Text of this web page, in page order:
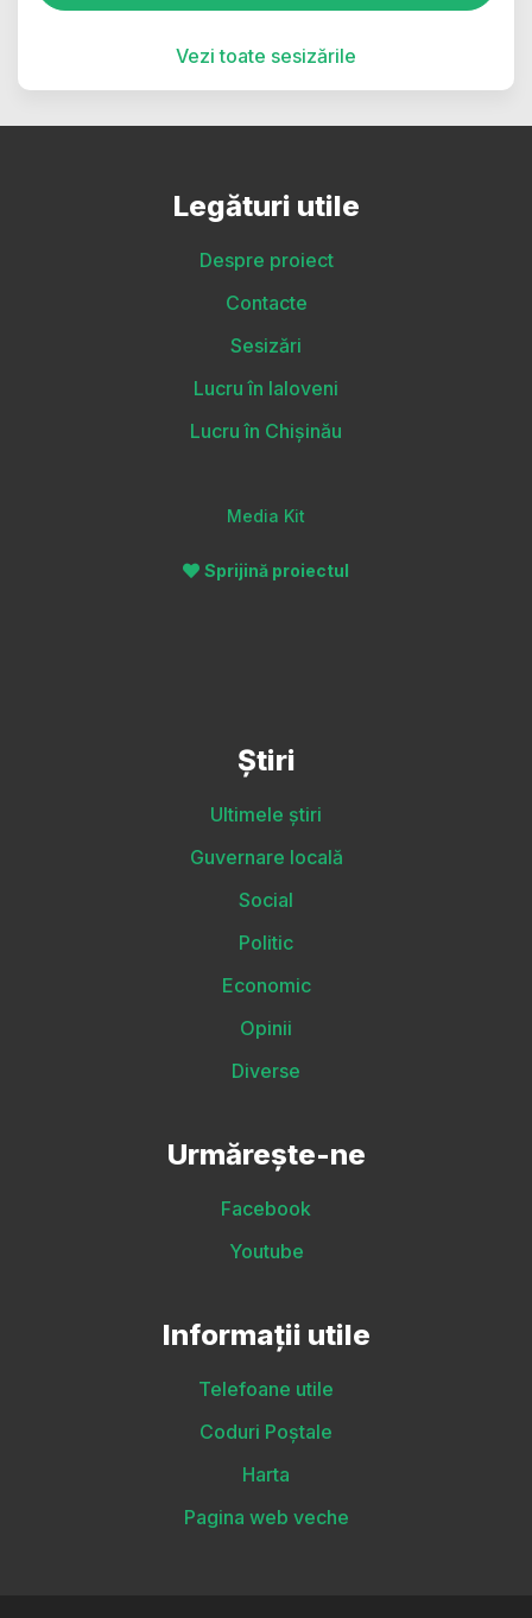
Vezi toate sesizările
Legături utile
Despre proiect
Contacte
Sesizări
Lucru în Ialoveni
Lucru în Chișinău
Media Kit
Sprijină proiectul
Știri
Ultimele știri
Guvernare locală
Social
Politic
Economic
Opinii
Diverse
Urmărește-ne
Facebook
Youtube
Informații utile
Telefoane utile
Coduri Poștale
Harta
Pagina web veche